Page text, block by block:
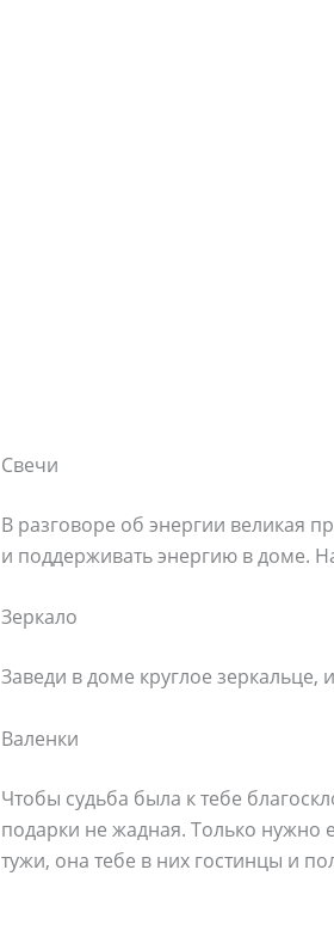
Свечи
В разговоре об энергии великая
и поддерживать энергию в доме.
Зеркало
Заведи в доме круглое зеркальце,
Валенки
Чтобы судьба была к тебе
подарки не жадная. Только нужно
тужи, она тебе в них гостинцы и